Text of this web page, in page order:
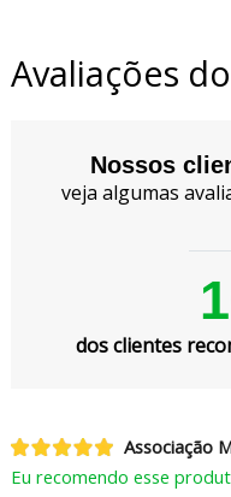
Avaliações
Nossos
veja algumas
dos clientes
Associação
Eu recomendo esse